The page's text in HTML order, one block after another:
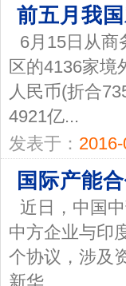
前五月我
6月15日从
区的4136家境
人民币(折合
4921亿...
发表于：
国际产能
近日，中国
中方企业与印
个协议，涉
新华...